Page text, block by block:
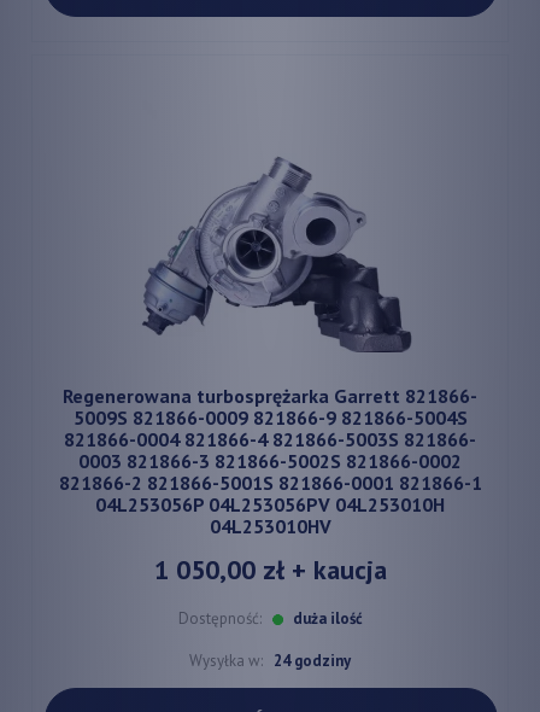
Regenerowana turbosprężarka Garrett 821866-
5009S 821866-0009 821866-9 821866-5004S
821866-0004 821866-4 821866-5003S 821866-
0003 821866-3 821866-5002S 821866-0002
821866-2 821866-5001S 821866-0001 821866-1
04L253056P 04L253056PV 04L253010H
04L253010HV
1 050,00 zł+ kaucja
Dostępność: duża ilość
Wysyłka w: 24 godziny